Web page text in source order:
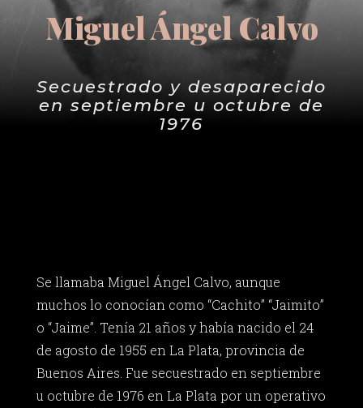
Miguel Ángel Calvo
Secuestrado y desaparecido
en septiembre u octubre de
1976
Se llamaba Miguel Ángel Calvo, aunque
muchos lo conocían como “Cachito” “Jaimito”
o “Jaime”. Tenía 21 años y había nacido el 24
de agosto de 1955 en La Plata, provincia de
Buenos Aires. Fue secuestrado en septiembre
u octubre de 1976 en La Plata por un operativo